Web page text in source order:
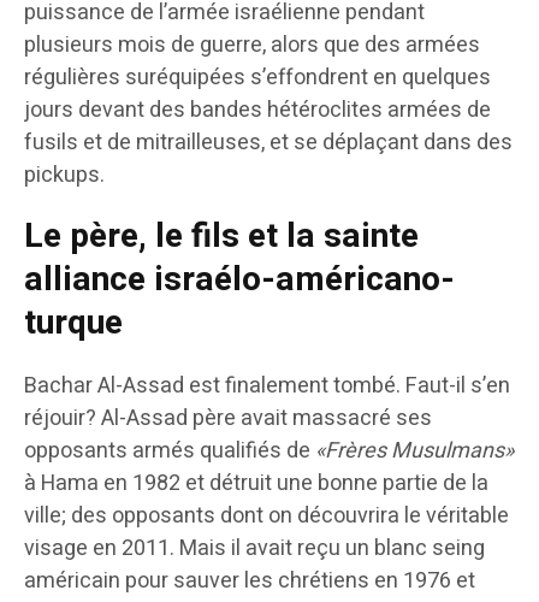
puissance de l’armée israélienne pendant
plusieurs mois de guerre, alors que des armées
régulières suréquipées s’effondrent en quelques
jours devant des bandes hétéroclites armées de
fusils et de mitrailleuses, et se déplaçant dans des
pickups.
Le père, le fils et la sainte
alliance israélo-américano-
turque
Bachar Al-Assad est finalement tombé. Faut-il s’en
réjouir? Al-Assad père avait massacré ses
opposants armés qualifiés de «Frères Musulmans»
à Hama en 1982 et détruit une bonne partie de la
ville; des opposants dont on découvrira le véritable
visage en 2011. Mais il avait reçu un blanc seing
américain pour sauver les chrétiens en 1976 et